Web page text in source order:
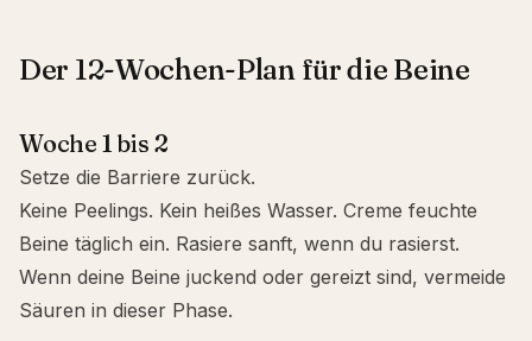
Der 12-Wochen-Plan für die Beine
Woche 1 bis 2
Setze die Barriere zurück.
Keine Peelings. Kein heißes Wasser. Creme feuchte
Beine täglich ein. Rasiere sanft, wenn du rasierst.
Wenn deine Beine juckend oder gereizt sind, vermeide
Säuren in dieser Phase.